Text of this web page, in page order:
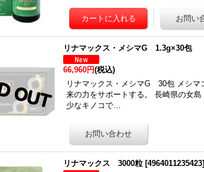
リナマックス・メシマG 1.3g×30包
66,960円(税込)
リナマックス・メシマG 30包 メシマ
来の力をサポートする。 長崎県の女
少なキノコで…
リナマックス 3000粒 [4964011235423]